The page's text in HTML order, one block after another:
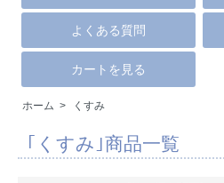
よくある質問
カートを見る
ホーム > くすみ
｢くすみ｣商品一覧